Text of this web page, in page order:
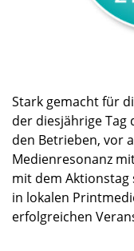
Stark gemacht für
der diesjährige Tag
den Betrieben, vor
Medienresonanz
mit dem
in lokalen
erfolgreichen